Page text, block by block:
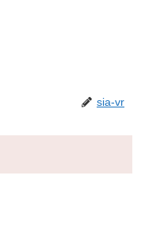
sia-vr